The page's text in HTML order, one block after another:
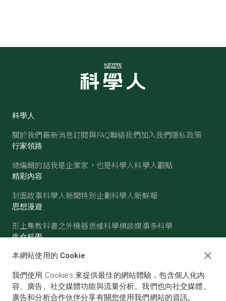
科學人
關於我們最新消息訂閱與FAQ聯絡我們加入我們隱私政策
行家領路
總編輯的話我是企業家，也是科學人科學人觀點
精彩內容
封面故事科學人新聞特別企劃科學人新鮮報
思想漫遊
形上集教科書之外機器思維科學棋談媒事多科學
生命科學
醫學古生物心理學生態學
物理 化學地球科學天文
本網站使用的 Cookie
我們使用 Cookies 來提供最佳的網站體驗，包含個人化內
容、廣告、社交媒體功能與流量分析。我們也向社交媒體、
廣告和分析合作伙伴分享有關您使用我們網站的資訊。